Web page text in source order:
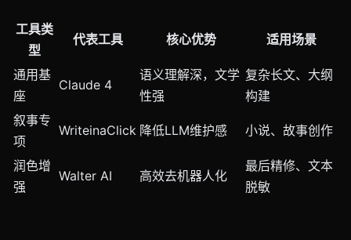
工具类
型
代表工具 核心优势 适用场景
通用基
座
Claude 4
语义理解深，文学
性强
复杂长文、大纲
构建
叙事专
项
WriteinaClick 降低LLM维护感 小说、故事创作
润色增
强
Walter AI 高效去机器人化
最后精修、文本
脱敏